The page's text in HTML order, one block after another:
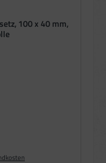
100 x 40 mm,